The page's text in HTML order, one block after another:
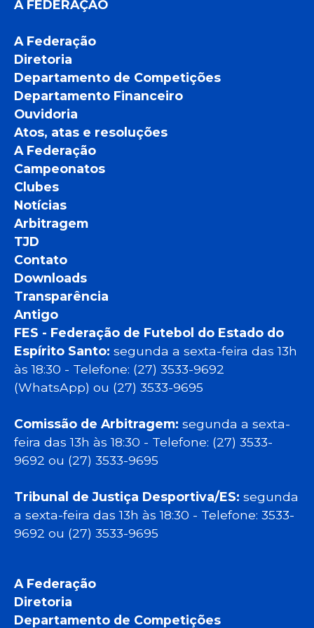
A FEDERAÇÃO
A Federação
Diretoria
Departamento de Competições
Departamento Financeiro
Ouvidoria
Atos, atas e resoluções
A Federação
Campeonatos
Clubes
Notícias
Arbitragem
TJD
Contato
Downloads
Transparência
Antigo
FES - Federação de Futebol do Estado do
Espírito Santo: segunda a sexta-feira das 13h
às 18:30 - Telefone: (27) 3533-9692
(WhatsApp) ou (27) 3533-9695
Comissão de Arbitragem: segunda a sexta-
feira das 13h às 18:30 - Telefone: (27) 3533-
9692 ou (27) 3533-9695
Tribunal de Justiça Desportiva/ES: segunda
a sexta-feira das 13h às 18:30 - Telefone: 3533-
9692 ou (27) 3533-9695
A Federação
Diretoria
Departamento de Competições